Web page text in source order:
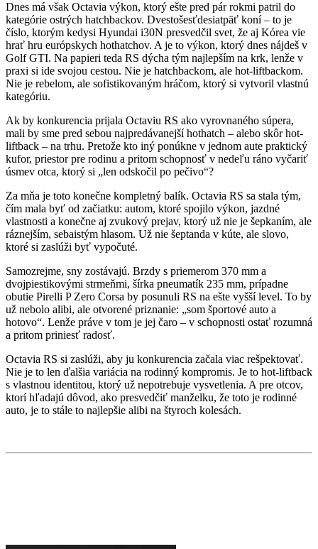
Dnes má však Octavia výkon, ktorý ešte pred pár rokmi patril do
kategórie ostrých hatchbackov. Dvestošesťdesiatpäť koní – to je
číslo, ktorým kedysi Hyundai i30N presvedčil svet, že aj Kórea vie
hrať hru európskych hothatchov. A je to výkon, ktorý dnes nájdeš v
Golf GTI. Na papieri teda RS dýcha tým najlepším na krk, lenže v
praxi si ide svojou cestou. Nie je hatchbackom, ale hot-liftbackom.
Nie je rebelom, ale sofistikovaným hráčom, ktorý si vytvoril vlastnú
kategóriu.
Ak by konkurencia prijala Octaviu RS ako vyrovnaného súpera,
mali by sme pred sebou najpredávanejší hothatch – alebo skôr hot-
liftback – na trhu. Pretože kto iný ponúkne v jednom aute praktický
kufor, priestor pre rodinu a pritom schopnosť v nedeľu ráno vyčariť
úsmev otca, ktorý si „len odskočil po pečivo“?
Za mňa je toto konečne kompletný balík. Octavia RS sa stala tým,
čím mala byť od začiatku: autom, ktoré spojilo výkon, jazdné
vlastnosti a konečne aj zvukový prejav, ktorý už nie je šepkaním, ale
ráznejším, sebaistým hlasom. Už nie šeptanda v kúte, ale slovo,
ktoré si zaslúži byť vypočuté.
Samozrejme, sny zostávajú. Brzdy s priemerom 370 mm a
dvojpiestikovými strmeňmi, šírka pneumatík 235 mm, prípadne
obutie Pirelli P Zero Corsa by posunuli RS na ešte vyšší level. To by
už nebolo alibi, ale otvorené priznanie: „som športové auto a
hotovo“. Lenže práve v tom je jej čaro – v schopnosti ostať rozumná
a pritom priniesť radosť.
Octavia RS si zaslúži, aby ju konkurencia začala viac rešpektovať.
Nie je to len ďalšia variácia na rodinný kompromis. Je to hot-liftback
s vlastnou identitou, ktorý už nepotrebuje vysvetlenia. A pre otcov,
ktorí hľadajú dôvod, ako presvedčiť manželku, že toto je rodinné
auto, je to stále to najlepšie alibi na štyroch kolesách.